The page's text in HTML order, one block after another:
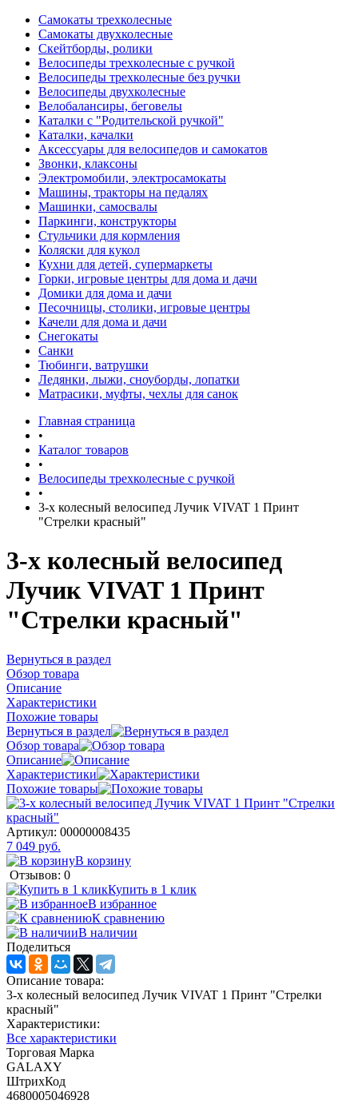
Самокаты трехколесные
Самокаты двухколесные
Скейтборды, ролики
Велосипеды трехколесные с ручкой
Велосипеды трехколесные без ручки
Велосипеды двухколесные
Велобалансиры, беговелы
Каталки с "Родительской ручкой"
Каталки, качалки
Аксессуары для велосипедов и самокатов
Звонки, клаксоны
Электромобили, электросамокаты
Машины, тракторы на педалях
Машинки, самосвалы
Паркинги, конструкторы
Стульчики для кормления
Коляски для кукол
Кухни для детей, супермаркеты
Горки, игровые центры для дома и дачи
Домики для дома и дачи
Песочницы, столики, игровые центры
Качели для дома и дачи
Снегокаты
Санки
Тюбинги, ватрушки
Ледянки, лыжи, сноуборды, лопатки
Матрасики, муфты, чехлы для санок
Главная страница
•
Каталог товаров
•
Велосипеды трехколесные с ручкой
•
3-х колесный велосипед Лучик VIVAT 1 Принт
"Стрелки красный"
3-х колесный велосипед
Лучик VIVAT 1 Принт
"Стрелки красный"
Вернуться в раздел
Обзор товара
Описание
Характеристики
Похожие товары
Вернуться в раздел
Обзор товара
Описание
Характеристики
Похожие товары
Артикул: 00000008435
7 049 руб.
В корзину
Отзывов: 0
Купить в 1 клик
В избранное
К сравнению
В наличии
Поделиться
Описание товара:
3-х колесный велосипед Лучик VIVAT 1 Принт "Стрелки
красный"
Характеристики:
Все характеристики
Торговая Марка
GALAXY
ШтрихКод
4680005046928